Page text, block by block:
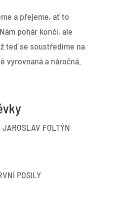
a přejeme, ať to
pohár končí, ale
teď se soustředíme na
vyrovnaná a náročná.
FOLTÝN
POSILY